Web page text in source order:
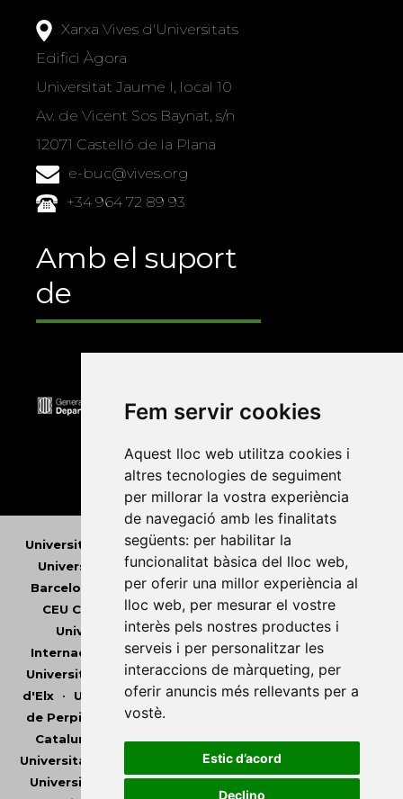
Fem servir cookies
Aquest lloc web utilitza cookies i
altres tecnologies de seguiment
per millorar la vostra experiència
de navegació amb les finalitats
següents: per habilitar la
funcionalitat bàsica del lloc web,
per oferir una millor experiència al
lloc web, per mesurar el vostre
interès pels nostres productes i
serveis i per personalitzar les
interaccions de màrqueting, per
oferir anuncis més rellevants per a
vostè.
Estic d’acord
Declino
Xarxa Vives d'Universitats
Edifici Àgora
Universitat Jaume I, local 10
Av. de Vicent Sos Baynat, s/n
12071 Castelló de la Plana
e-buc@vives.org
+34 964 72 89 93
Amb el suport
de
Universitat Abat Oliba CEU•Universitat d'Alacant
Universitat d'Andorra•Universitat Autònoma de
Barcelona
Universitat de Barcelona• Universitat
CEU Cardenal Herrera•Universitat de Girona
Universitat de les Illes Balears•Universitat
Internacional de Catalunya
•Universitat Jaume I
Universitat de Lleida•Universitat Miguel Hernández
d'Elx• Universitat Oberta de Catalunya•Universitat
de Perpinyà Via Domitia
Catalunya
Universitat Politècnica de València•
Universitat Pompeu Fabra
•Universitat Ramon Llull
Universitat Rovira i Virgili•Universitat de Sàsser•